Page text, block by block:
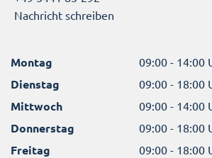
Nachricht schreiben
Montag 09:00 - 14:00
Dienstag 09:00 - 18:00
Mittwoch 09:00 - 14:00
Donnerstag 09:00 - 18:00
Freitag 09:00 - 18:00